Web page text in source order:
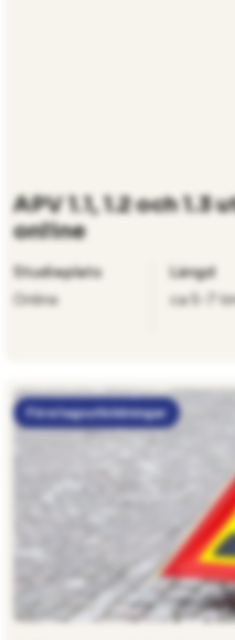
APV 1.1, 1.2 och
online
Studieplats
Online
Längd
ca 5-7
Företagsutbildningar